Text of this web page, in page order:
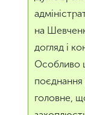
на
догляд і
Особливо
поєднання
головне,